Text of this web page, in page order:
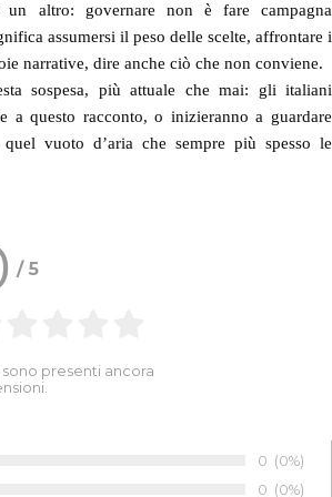
altro: governare non è fare campagna
assumersi il peso delle scelte, affrontare i
narrative, dire anche ciò che non conviene.
sospesa, più attuale che mai: gli italiani
a questo racconto, o inizieranno a guardare
vuoto d’aria che sempre più spesso le
/5
sono presenti ancora
Numero
0 (0%)
Numero
0 (0%)